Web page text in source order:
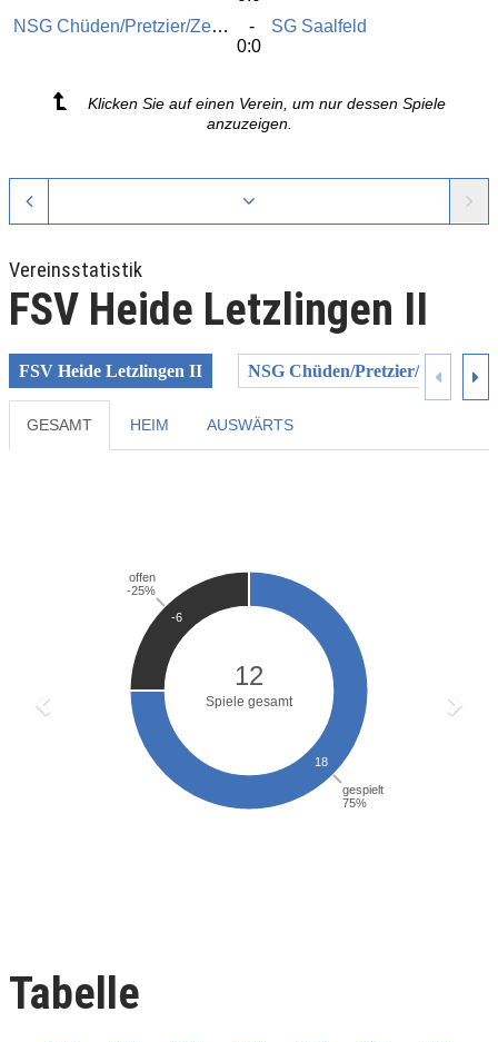
NSG Chüden/Pretzier/Zethlingen
SG Saalfeld
0:0
Klicken Sie auf einen Verein, um nur dessen Spiele
anzuzeigen.
Vereinsstatistik
FSV Heide Letzlingen II
FSV Heide Letzlingen II NSG Chüden/Pretzier/
GESAMT HEIM AUSWÄRTS
Tabelle